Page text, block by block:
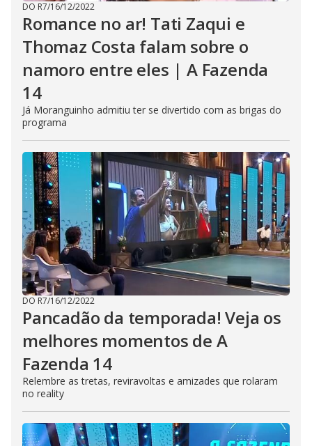
DO R7/16/12/2022
Romance no ar! Tati Zaqui e
Thomaz Costa falam sobre o
namoro entre eles | A Fazenda
14
Já Moranguinho admitiu ter se divertido com as brigas do
programa
DO R7/16/12/2022
Pancadão da temporada! Veja os
melhores momentos de A
Fazenda 14
Relembre as tretas, reviravoltas e amizades que rolaram
no reality